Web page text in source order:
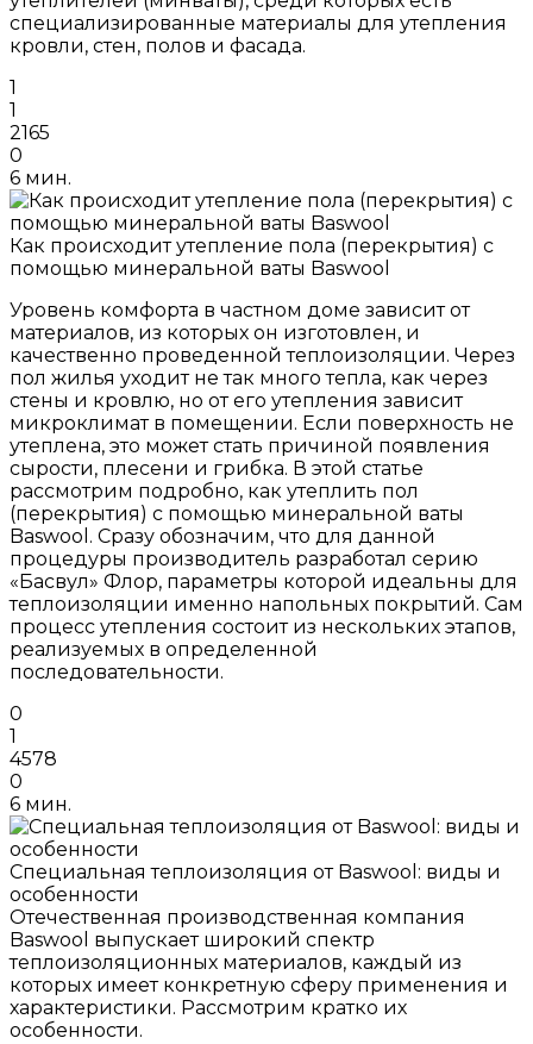
специализированные материалы для утепления
кровли, стен, полов и фасада.
1
1
2165
0
6 мин.
Как происходит утепление пола (перекрытия) с
помощью минеральной ваты Baswool
Уровень комфорта в частном доме зависит от
материалов, из которых он изготовлен, и
качественно проведенной теплоизоляции. Через
пол жилья уходит не так много тепла, как через
стены и кровлю, но от его утепления зависит
микроклимат в помещении. Если поверхность не
утеплена, это может стать причиной появления
сырости, плесени и грибка. В этой статье
рассмотрим подробно, как утеплить пол
(перекрытия) с помощью минеральной ваты
Baswool. Сразу обозначим, что для данной
процедуры производитель разработал серию
«Басвул» Флор, параметры которой идеальны для
теплоизоляции именно напольных покрытий. Сам
процесс утепления состоит из нескольких этапов,
реализуемых в определенной
последовательности.
0
1
4578
0
6 мин.
Специальная теплоизоляция от Baswool: виды и
особенности
Отечественная производственная компания
Baswool выпускает широкий спектр
теплоизоляционных материалов, каждый из
которых имеет конкретную сферу применения и
характеристики. Рассмотрим кратко их
особенности.